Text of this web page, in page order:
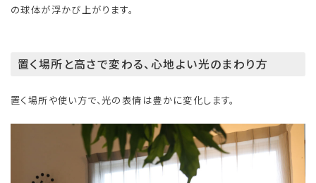
の球体が浮かび上がります。
置く場所と高さで変わる、心地よい光のまわり方
置く場所や使い方で、光の表情は豊かに変化します。